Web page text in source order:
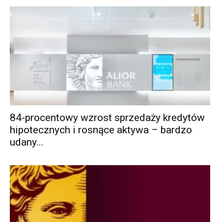
84-procentowy wzrost sprzedaży kredytów
hipotecznych i rosnące aktywa – bardzo
udany...